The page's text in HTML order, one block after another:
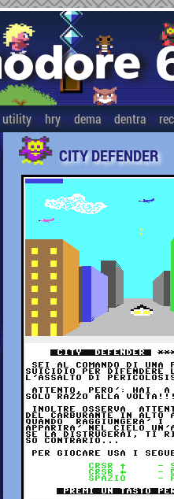
utility hry dema dentra
CITY DEFENDER